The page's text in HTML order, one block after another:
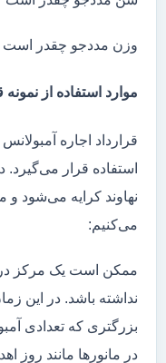
وزن مددجو چقدر است
موارد استفاده از نمونه
قرارداد اجاره
استفاده قرار می‌گیرد.
نهاوند کرایه می‌شود و
می‌کنیم:
ممکن است یک مرکز
نداشته باشد. در این
بزرگتری که تعدادی
در مانور‌ها مانند روز